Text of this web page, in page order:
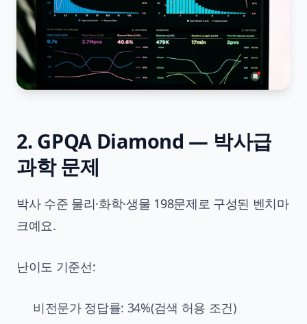
2. GPQA Diamond — 박사급
과학 문제
박사 수준 물리·화학·생물 198문제로 구성된 벤치마
크예요.
난이도 기준선:
비전문가 정답률: 34%(검색 허용 조건)